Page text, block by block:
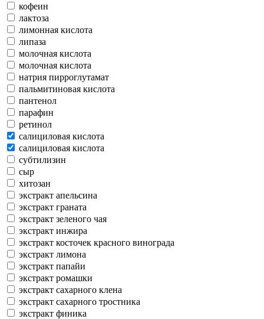
кофеин
лактоза
лимонная кислота
липаза
молочная кислота
молочная кислота
натрия пирроглутамат
пальмитиновая кислота
пантенол
парафин
ретинол
салициловая кислота
салициловая кислота
субтилизин
сыр
хитозан
экстракт апельсина
экстракт граната
экстракт зеленого чая
экстракт инжира
экстракт косточек красного винограда
экстракт лимона
экстракт папайи
экстракт ромашки
экстракт сахарного клена
экстракт сахарного тростника
экстракт финика